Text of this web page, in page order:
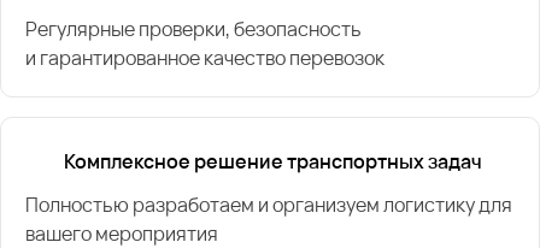
Регулярные проверки, безопасность
и гарантированное качество перевозок
Комплексное решение транспортных задач
Полностью разработаем и организуем логистику для
вашего мероприятия